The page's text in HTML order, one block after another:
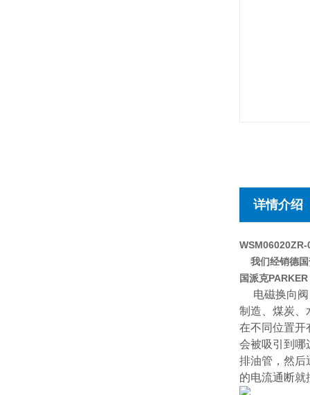
详情介绍
我们经销德国
国派克
电磁换向
制造、煤炭、
在不同位置开
会被吸引到哪
排油管，然后
的电流通断就